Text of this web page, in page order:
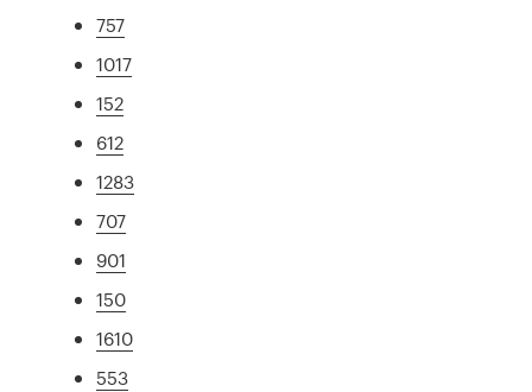
757
1017
152
612
1283
707
901
150
1610
553